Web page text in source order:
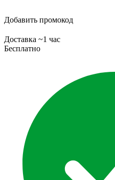
Добавить промокод
Доставка ~1 час
Бесплатно